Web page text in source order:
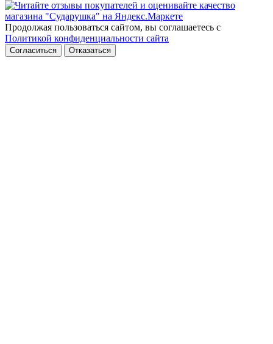
Продолжая пользоваться сайтом, вы соглашаетесь с
Политикой конфиденциальности сайта
Согласиться Отказаться